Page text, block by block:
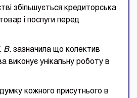
збільшується кредиторська
і послуги перед
В. зазначила що колектив
виконує унікальну роботу в
кожного присутнього в